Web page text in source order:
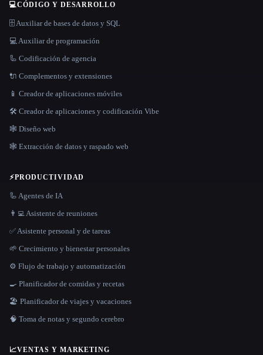
💻CÓDIGO Y DESARROLLO
🗄️ Auxiliar de bases de datos y SQL
💻 Auxiliar de programación
🦾 Codificación de agencia
🔌 Complementos y extensiones
📱 Creador de aplicaciones móviles
🛠️ Creador de aplicaciones y codificación Vibe
🕸 Diseño web
🕸️ Extracción de datos y raspado web
⚡PRODUCTIVIDAD
🦾 Agentes de IA
👨‍💻 Asistente de reuniones
✅ Asistente personal y de tareas
🌱 Crecimiento y bienestar personales
⚙️ Flujo de trabajo y automatización
🍳 Planificador de comidas y recetas
🏖 Planificador de viajes y vacaciones
🧠 Toma de notas y segundo cerebro
📈VENTAS Y MARKETING